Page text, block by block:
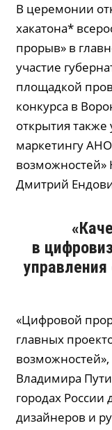
В церемонии
хакатона*
прорыв» в
участие
площадкой
конкурса в
открытия также
маркетингу
возможностей»
Дмитрий
в
«Цифровой
главных
Владимира
городах России
дизайнеров и